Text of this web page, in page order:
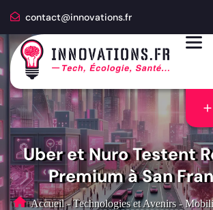
contact@innovations.fr
Uber et Nuro Testent
Premium à San
Accueil - Technologies et Avenirs -